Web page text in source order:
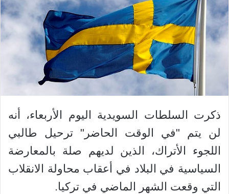
ذكرت السلطات السويدية اليوم الأربعاء، أنه
لن يتم "في الوقت الحاضر" ترحيل طالبي
اللجوء الأتراك، الذين لديهم صلة بالمعارضة
السياسية في البلاد في أعقاب محاولة الانقلاب
التي وقعت الشهر الماضي في تركيا.